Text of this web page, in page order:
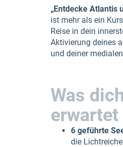
„Entdecke Atlantis
ist mehr als ein
Reise in dein
Aktivierung deines
und deiner
Was dich
erwartet
6 geführte
die